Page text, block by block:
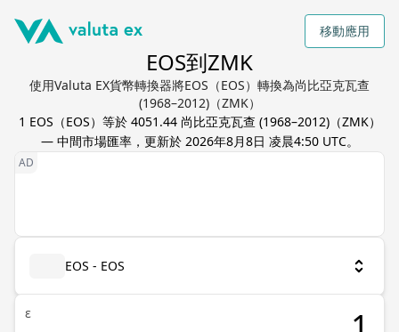
移動應用
EOS到ZMK
使用Valuta EX貨幣轉換器將EOS（EOS）轉換為尚比亞克瓦查
(1968–2012)（ZMK）
1 EOS （EOS）等於 4051.44 尚比亞克瓦查 (1968–2012)（ZMK）
— 中間市場匯率，更新於 2026年8月8日 凌晨4:50 UTC。
EOS - EOS
ε